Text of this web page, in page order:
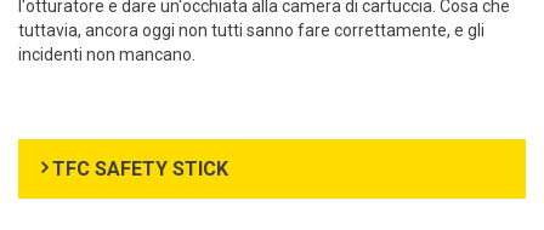
l'otturatore e dare un'occhiata alla camera di cartuccia. Cosa che
tuttavia, ancora oggi non tutti sanno fare correttamente, e gli
incidenti non mancano.
TFC SAFETY STICK